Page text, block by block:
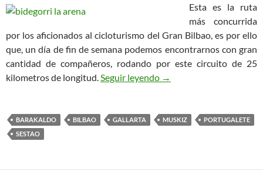
Esta es la ruta
más concurrida
por los aficionados al cicloturismo del Gran Bilbao, es por ello
que, un día de fin de semana podemos encontrarnos con gran
cantidad de compañeros, rodando por este circuito de 25
kilometros de longitud.Seguir leyendo Ruta Bilbao – Playa de
→
BARAKALDO BILBAO GALLARTA MUSKIZ
PORTUGALETE
SESTAO